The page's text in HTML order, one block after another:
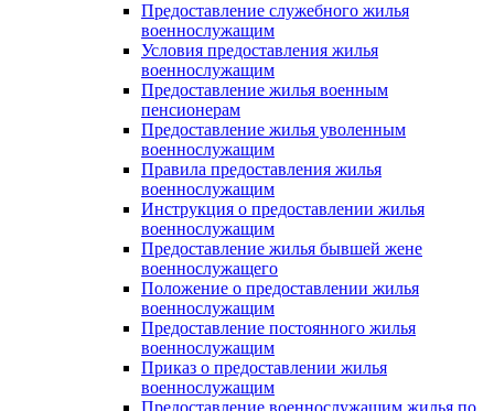
Предоставление служебного жилья
военнослужащим
Условия предоставления жилья
военнослужащим
Предоставление жилья военным
пенсионерам
Предоставление жилья уволенным
военнослужащим
Правила предоставления жилья
военнослужащим
Инструкция о предоставлении жилья
военнослужащим
Предоставление жилья бывшей жене
военнослужащего
Положение о предоставлении жилья
военнослужащим
Предоставление постоянного жилья
военнослужащим
Приказ о предоставлении жилья
военнослужащим
Предоставление военнослужащим жилья по